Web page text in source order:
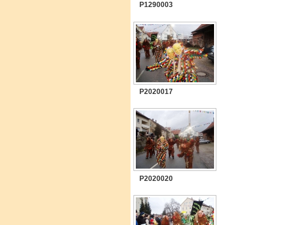
P1290003
P2020017
P2020020